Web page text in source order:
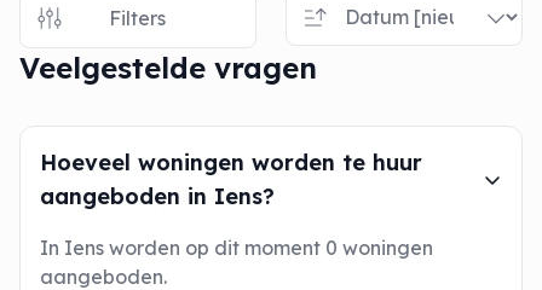
Filters
Veelgestelde vragen
Hoeveel woningen worden te huur
aangeboden in Iens?
In Iens worden op dit moment 0 woningen
aangeboden.